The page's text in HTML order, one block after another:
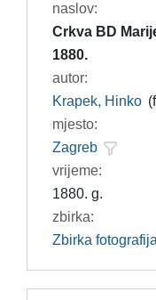
naslov:
Crkva BD
1880.
autor:
Krapek, Hinko
mjesto:
Zagreb
vrijeme:
1880. g.
zbirka:
Zbirka